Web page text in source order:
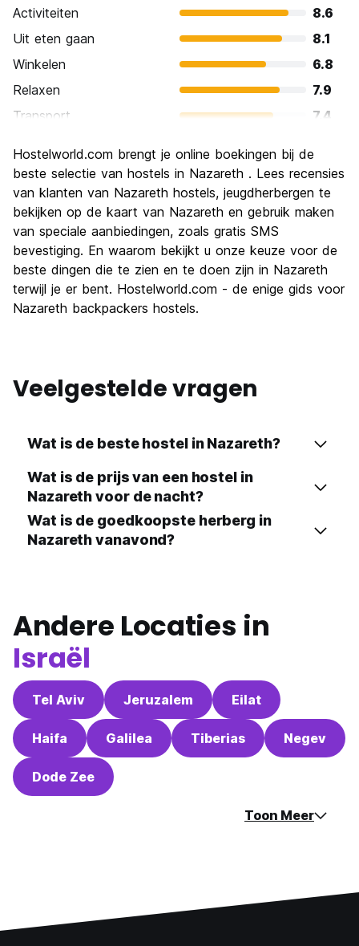
Activiteiten
8.6
Uit eten gaan
8.1
Winkelen
6.8
Relaxen
7.9
Transport
7.4
Cultuur
9.3
Uitgaan
5.9
Waarde voor uw geld
8.3
Hostelworld.com brengt je online boekingen bij de
beste selectie van hostels in Nazareth . Lees recensies
van klanten van Nazareth hostels, jeugdherbergen te
bekijken op de kaart van Nazareth en gebruik maken
van speciale aanbiedingen, zoals gratis SMS
bevestiging. En waarom bekijkt u onze keuze voor de
beste dingen die te zien en te doen zijn in Nazareth
terwijl je er bent. Hostelworld.com - de enige gids voor
Nazareth backpackers hostels.
Veelgestelde vragen
Wat is de beste hostel in Nazareth?
Wat is de prijs van een hostel in
Nazareth voor de nacht?
Wat is de goedkoopste herberg in
Nazareth vanavond?
Andere Locaties in
Israël
Tel Aviv Jeruzalem Eilat
Haifa Galilea Tiberias Negev
Dode Zee
Toon Meer